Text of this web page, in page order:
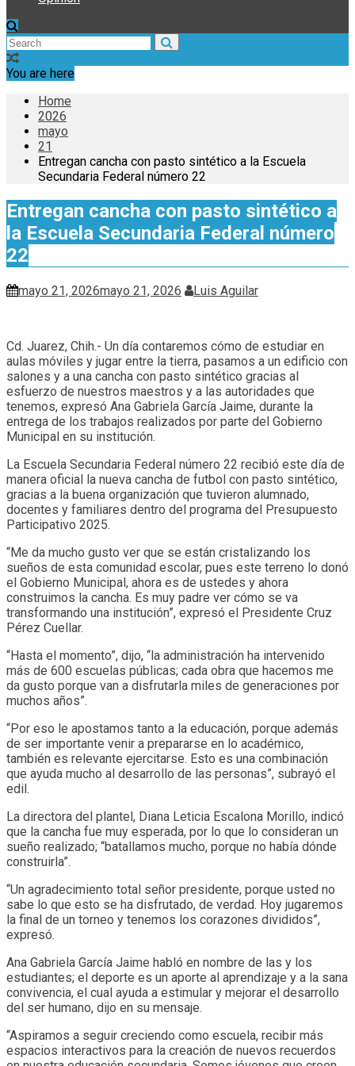
You are here
Home
2026
mayo
21
Entregan cancha con pasto sintético a la Escuela
Secundaria Federal número 22
Entregan cancha con pasto sintético a
la Escuela Secundaria Federal número
22
mayo 21, 2026mayo 21, 2026 Luis Aguilar
Cd. Juarez, Chih.- Un día contaremos cómo de estudiar en
aulas móviles y jugar entre la tierra, pasamos a un edificio con
salones y a una cancha con pasto sintético gracias al
esfuerzo de nuestros maestros y a las autoridades que
tenemos, expresó Ana Gabriela García Jaime, durante la
entrega de los trabajos realizados por parte del Gobierno
Municipal en su institución.
La Escuela Secundaria Federal número 22 recibió este día de
manera oficial la nueva cancha de futbol con pasto sintético,
gracias a la buena organización que tuvieron alumnado,
docentes y familiares dentro del programa del Presupuesto
Participativo 2025.
“Me da mucho gusto ver que se están cristalizando los
sueños de esta comunidad escolar, pues este terreno lo donó
el Gobierno Municipal, ahora es de ustedes y ahora
construimos la cancha. Es muy padre ver cómo se va
transformando una institución”, expresó el Presidente Cruz
Pérez Cuellar.
“Hasta el momento”, dijo, “la administración ha intervenido
más de 600 escuelas públicas; cada obra que hacemos me
da gusto porque van a disfrutarla miles de generaciones por
muchos años”.
“Por eso le apostamos tanto a la educación, porque además
de ser importante venir a prepararse en lo académico,
también es relevante ejercitarse. Esto es una combinación
que ayuda mucho al desarrollo de las personas”, subrayó el
edil.
La directora del plantel, Diana Leticia Escalona Morillo, indicó
que la cancha fue muy esperada, por lo que lo consideran un
sueño realizado; “batallamos mucho, porque no había dónde
construirla”.
“Un agradecimiento total señor presidente, porque usted no
sabe lo que esto se ha disfrutado, de verdad. Hoy jugaremos
la final de un torneo y tenemos los corazones divididos”,
expresó.
Ana Gabriela García Jaime habló en nombre de las y los
estudiantes; el deporte es un aporte al aprendizaje y a la sana
convivencia, el cual ayuda a estimular y mejorar el desarrollo
del ser humano, dijo en su mensaje.
“Aspiramos a seguir creciendo como escuela, recibir más
espacios interactivos para la creación de nuevos recuerdos